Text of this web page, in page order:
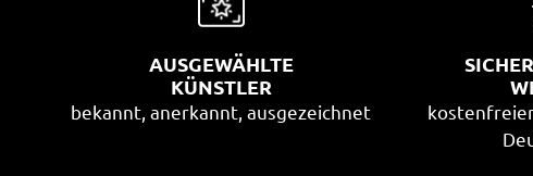
AUSGEWÄHLTE
KÜNSTLER
bekannt, anerkannt, ausgezeichnet